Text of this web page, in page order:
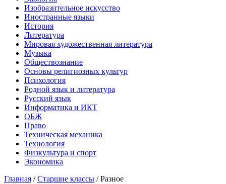
Изобразительное искусство
Иностранные языки
История
Литература
Мировая художественная литература
Музыка
Обществознание
Основы религиозных культур
Психология
Родной язык и литература
Русский язык
Информатика и ИКТ
ОБЖ
Право
Техническая механика
Технология
Физкультура и спорт
Экономика
Главная /Старшие классы /Разное